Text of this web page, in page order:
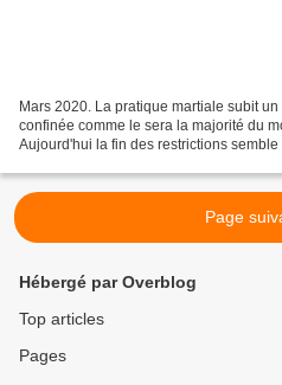
Mars 2020. La pratique martiale subit
confinée comme le sera la majorité du
Aujourd'hui la fin des restrictions
Page
Hébergé par Overblog
Top articles
Pages